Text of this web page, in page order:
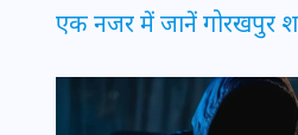
एक नजर में जानें गोरखपुर